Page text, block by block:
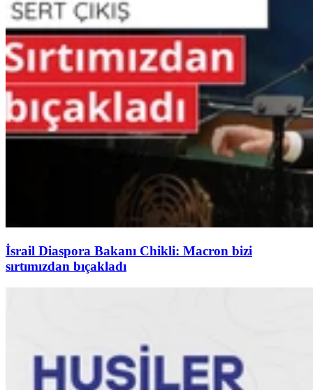
İsrail Diaspora Bakanı Chikli: Macron bizi
sırtımızdan bıçakladı